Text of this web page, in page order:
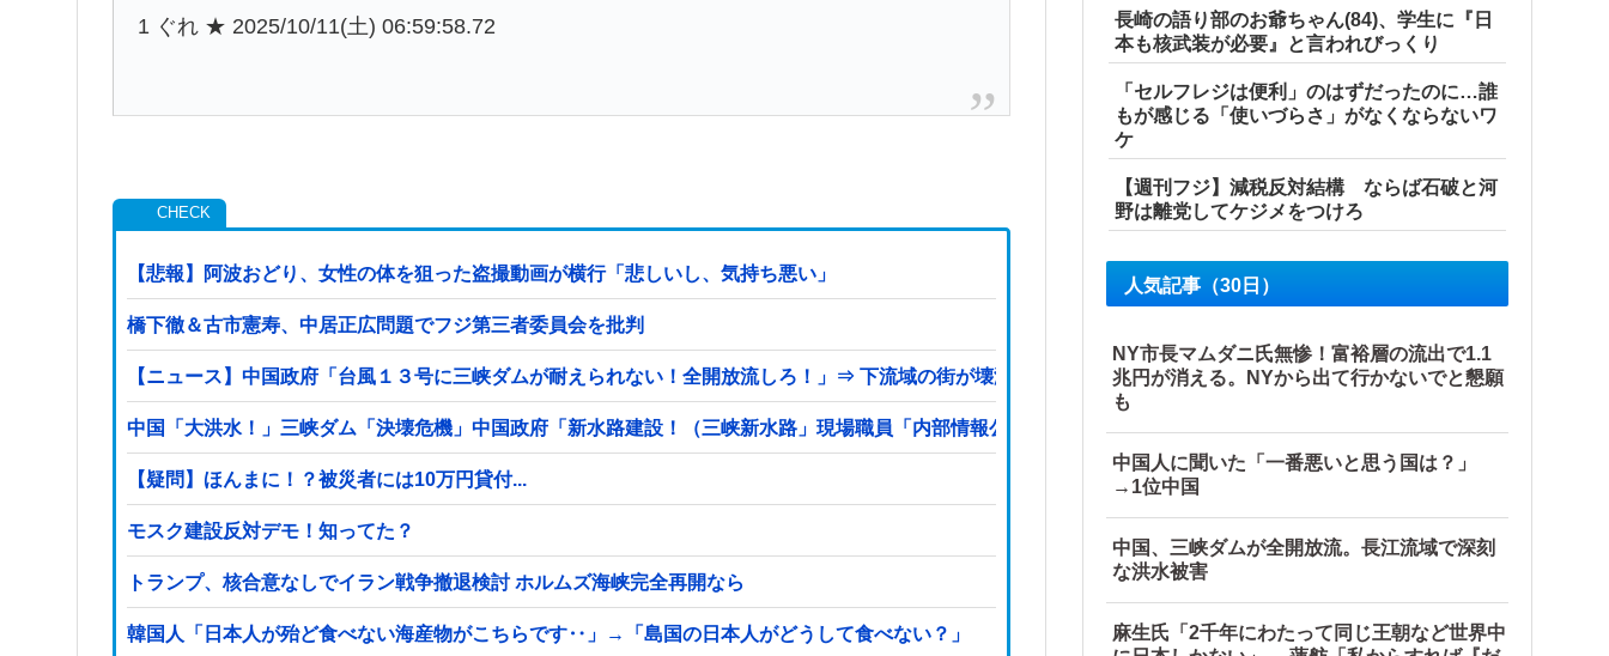
1 ぐれ ★ 2025/10/11(土) 06:59:58.72
【悲報】阿波おどり、女性の体を狙った盗撮動画が横行「悲しいし、気持ち悪い」
橋下徹＆古市憲寿、中居正広問題でフジ第三者委員会を批判
【ニュース】中国政府「台風１３号に三峡ダムが耐えられない！全開放流しろ！」⇒ 下流域の街が壊滅状態ｗｗｗｗｗ
中国「大洪水！」三峡ダム「決壊危機」中国政府「新水路建設！（三峡新水路」現場職員「内部情報公開！（失踪」湖南省「三峡放流情報（画像」台風13号「...
【疑問】ほんまに！？被災者には10万円貸付...
モスク建設反対デモ！知ってた？
トランプ、核合意なしでイラン戦争撤退検討 ホルムズ海峡完全再開なら
韓国人「日本人が殆ど食べない海産物がこちらです‥」→「島国の日本人がどうして食べない？」
長崎の語り部のお爺ちゃん(84)、学生に『日
本も核武装が必要』と言われびっくり
「セルフレジは便利」のはずだったのに…誰
もが感じる「使いづらさ」がなくならないワ
ケ
【週刊フジ】減税反対結構 ならば石破と河
野は離党してケジメをつけろ
人気記事（30日）
NY市長マムダニ氏無惨！富裕層の流出で1.1
兆円が消える。NYから出て行かないでと懇願
も
中国人に聞いた「一番悪いと思う国は？」
→1位中国
中国、三峡ダムが全開放流。長江流域で深刻
な洪水被害
麻生氏「2千年にわたって同じ王朝など世界中